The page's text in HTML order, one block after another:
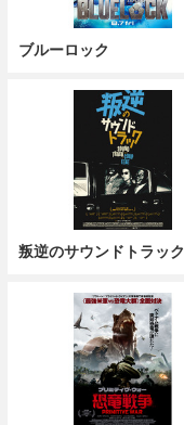
ブルーロック
叛逆のサウンドトラック